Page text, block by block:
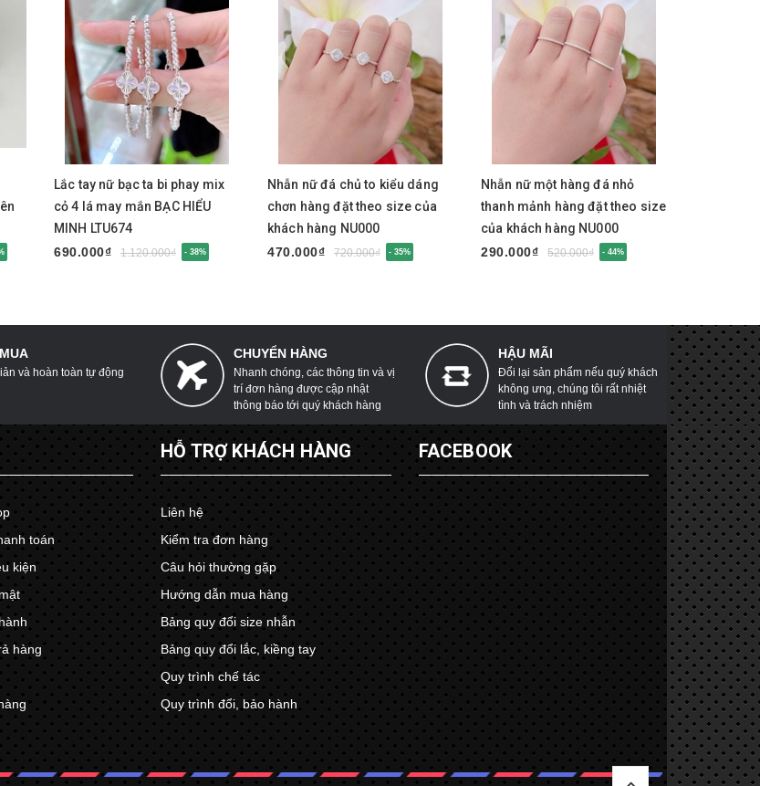
Lắc tay nữ bạc ta bi phay mix
cỏ 4 lá may mắn BẠC HIỂU
MINH LTU674
690.000₫
1.120.000₫ - 38%
Mua ngay
Nhẫn nữ đá chủ to kiểu dáng
chơn hàng đặt theo size của
khách hàng NU000
470.000₫
720.000₫ - 35%
Nhẫn nữ một hàng đá nhỏ
thanh mảnh hàng đặt theo size
của khách hàng NU000
290.000₫
520.000₫ - 44%
và hoàn toàn tự động
CHUYỂN HÀNG
Nhanh chóng, các thông tin và vị
trí đơn hàng được cập nhật
thông báo tới quý khách hàng
HẬU MÃI
Đổi lại sản phẩm nếu quý khách
không ưng, chúng tôi rất nhiệt
tình và trách nhiệm
toán
kiện
hàng
HỖ TRỢ KHÁCH HÀNG
Liên hệ
Kiểm tra đơn hàng
Câu hỏi thường gặp
Hướng dẫn mua hàng
Bảng quy đổi size nhẫn
Bảng quy đổi lắc, kiềng tay
Quy trình chế tác
Quy trình đổi, bảo hành
FACEBOOK